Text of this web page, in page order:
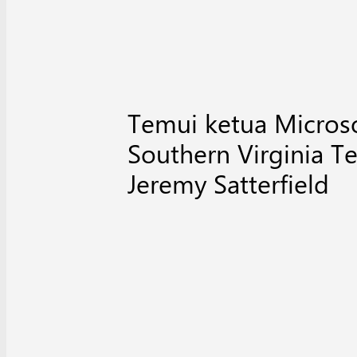
Temui ketua
Southern Virginia
Jeremy Satterfield